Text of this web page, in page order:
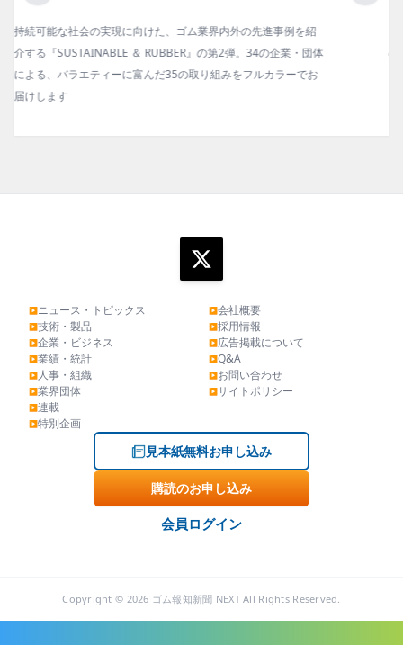
ゴム報知新聞の姉妹誌。ゴム・エラストマー製品・市場分野別
の動向、新製品・技術、原材料動向、設備・機械の紹介、イン
タビュー、海外企業情報、統計などをコンパクトに掲載してい
▶ニュース・トピックス
▶技術・製品
▶企業・ビジネス
▶業績・統計
▶人事・組織
▶業界団体
▶連載
▶特別企画
▶会社概要
▶採用情報
▶広告掲載について
▶Q&A
▶お問い合わせ
▶サイトポリシー
見本紙無料お申し込み
購読のお申し込み
会員ログイン
Copyright © 2026 ゴム報知新聞 NEXT All Rights Reserved.